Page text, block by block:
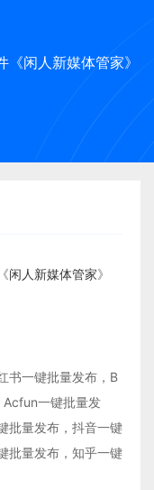
闲人新媒体管家》
闲人新媒体管家》
书一键批量发布，B
Acfun一键批量发
批量发布，抖音一键
批量发布，知乎一键